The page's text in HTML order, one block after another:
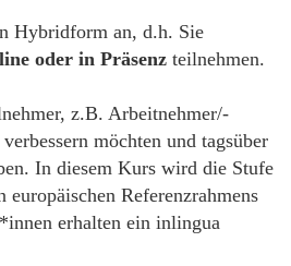
Hybridform an, d.h. Sie
oder in Präsenz teilnehmen.
z.B. Arbeitnehmer/-
möchten und tagsüber
In diesem Kurs wird die Stufe
europäischen Referenzrahmens
erhalten ein inlingua